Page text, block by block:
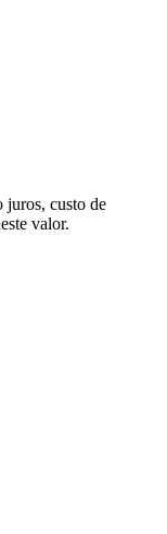
juros, custo de
valor.